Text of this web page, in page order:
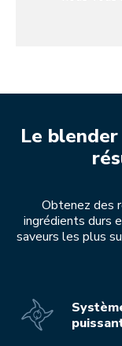
Le
Obtenez des
ingrédients durs
saveurs les plus